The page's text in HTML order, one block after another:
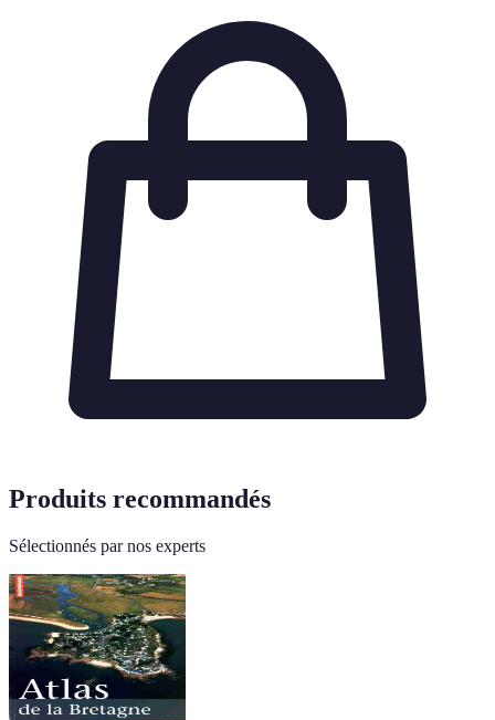
Produits recommandés
Sélectionnés par nos experts